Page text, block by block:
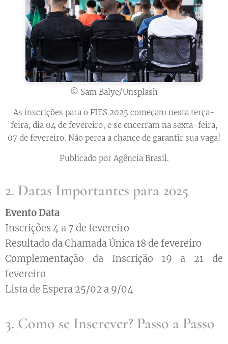
© Sam Balye/Unsplash
As inscrições para o FIES 2025 começam nesta terça-
feira, dia 04 de fevereiro, e se encerram na sexta-feira,
07 de fevereiro. Não perca a chance de garantir sua vaga!
Publicado por Agência Brasil.
2. Datas Importantes para 2025
EventoData
Inscrições 4 a 7 de fevereiro
Resultado da Chamada Única 18 de fevereiro
Complementação da Inscrição 19 a 21 de
fevereiro
Lista de Espera 25/02 a 9/04
3. Como se Inscrever? Passo a Passo